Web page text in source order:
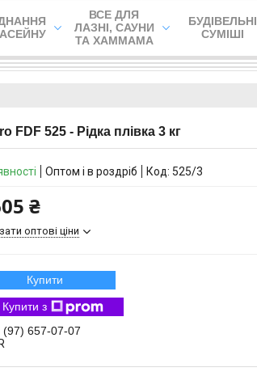
ВСЕ ДЛЯ
ЛАЗНІ, САУНИ
ТА ХАММАМА
БУДІВЕЛЬНІ
СУМІШІ
FDF 525 - Рідка плівка 3 кг
Оптом і в роздріб Код: 525/3
₴
оптові ціни
Купити
Купити з
(97) 657-07-07